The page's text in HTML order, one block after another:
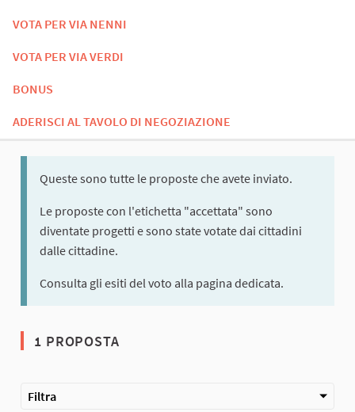
VOTA PER VIA NENNI
VOTA PER VIA VERDI
BONUS
ADERISCI AL TAVOLO DI NEGOZIAZIONE
Queste sono tutte le proposte che avete inviato.
Le proposte con l'etichetta "accettata" sono
diventate progetti e sono state votate dai cittadini
dalle cittadine.
Consulta gli esiti del voto alla pagina dedicata.
1 PROPOSTA
Filtra